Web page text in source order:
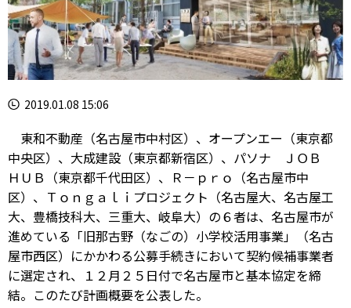
2019.01.08 15:06
東和不動産（名古屋市中村区）、オープンエー（東京都
中央区）、大成建設（東京都新宿区）、パソナ ＪＯＢ
ＨＵＢ（東京都千代田区）、Ｒ－ｐｒｏ（名古屋市中
区）、Ｔｏｎｇａｌｉプロジェクト（名古屋大、名古屋工
大、豊橋技科大、三重大、岐阜大）の６者は、名古屋市が
進めている「旧那古野（なごの）小学校活用事業」（名古
屋市西区）にかかわる公募手続きにおいて契約候補事業者
に選定され、１２月２５日付で名古屋市と基本協定を締
結。このたび計画概要を公表した。